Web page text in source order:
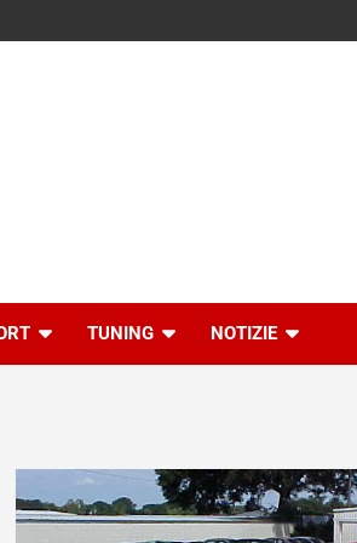
TUNING NOTIZIE